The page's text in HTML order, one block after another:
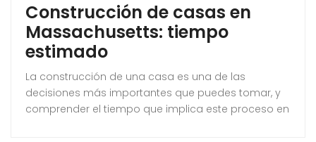
Construcción de casas en
Massachusetts: tiempo
estimado
La construcción de una casa es una de las
decisiones más importantes que puedes tomar, y
comprender el tiempo que implica este proceso en